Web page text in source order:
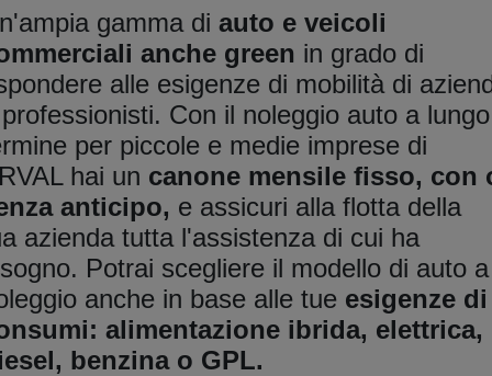
gamma di auto e veicoli
anche green in grado di
alle esigenze di mobilità di
Con il noleggio auto a lungo
per piccole e medie imprese di
hai un canone mensile fisso, con
anticipo, e assicuri alla flotta della
azienda tutta l'assistenza di cui ha
Potrai scegliere il modello di auto a
anche in base alle tue esigenze di
alimentazione ibrida, elettrica,
benzina o GPL.